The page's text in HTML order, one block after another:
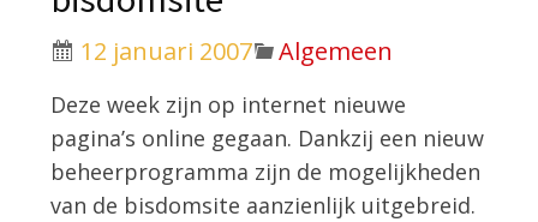
12 januari 2007 Algemeen
Deze week zijn op internet nieuwe
pagina’s online gegaan. Dankzij een nieuw
beheerprogramma zijn de mogelijkheden
van de bisdomsite aanzienlijk uitgebreid.